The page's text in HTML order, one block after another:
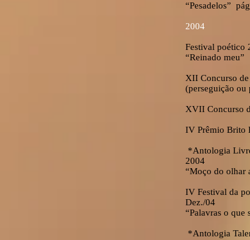
“Pesadelos”
2004
Festival poético
“Reinado meu”
XII Concurso
(perseguição ou
XVII Concurso
IV Prêmio Brito
*Antologia
2004
“Moço do olhar
IV Festival da
Dez./04
“Palavras o que
*Antologia